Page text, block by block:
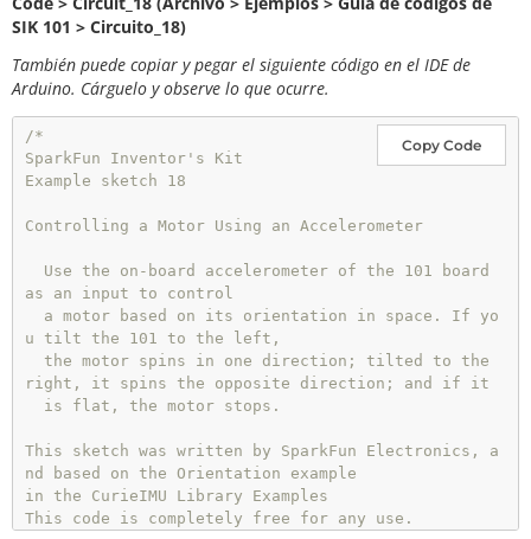
SIK 101 > Circuito_18)
También puede copiar y pegar el siguiente código en el IDE de
Arduino. Cárguelo y observe lo que ocurre.
Copy Code
/*
SparkFun Inventor's Kit
Example sketch 18
Controlling a Motor Using an Accelerometer
as an input to control
u tilt the 101 to the left,
right, it spins the opposite direction; and if it
This sketch was written by SparkFun Electronics, a
nd based on the Orientation example
in the CurieIMU Library Examples
This code is completely free for any use.